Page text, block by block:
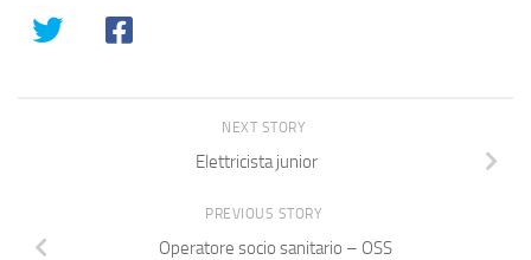
NEXT STORY
Elettricista junior
PREVIOUS STORY
Operatore socio sanitario – OSS